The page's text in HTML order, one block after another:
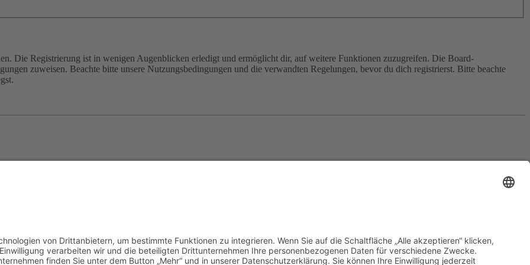
Die Registrierung ist in wenigen Augenblicken erledigt und ermöglicht dir, auf weitere Funktionen zuzugreifen. Die Board-
zuweisen. Beachte bitte unsere Nutzungsbedingungen und die verwandten Regelungen, bevor du dich registrierst. Bitte beachte